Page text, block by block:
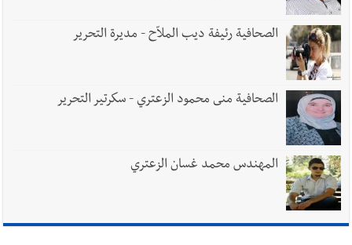
الصحافية رئيفة ديب الملاّح - مديرة التحرير
الصحافية منى محمود الزعتري - سكرتير التحرير
المهندس محمد غسان الزعتري